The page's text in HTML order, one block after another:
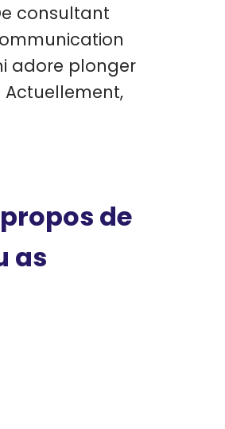
consultant
adore plonger
Actuellement,
de
as